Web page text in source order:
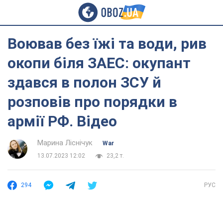
Воював без їжі та води, рив
окопи біля ЗАЕС: окупант
здався в полон ЗСУ й
розповів про порядки в
армії РФ. Відео
Марина Ліснічук
War
13.07.2023 12:02
23,2 т.
294 РУС